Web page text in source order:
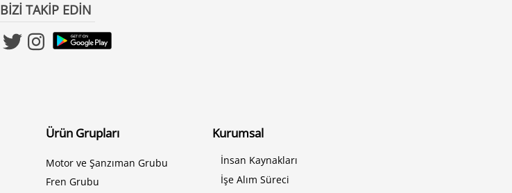
BİZİ TAKİP EDİN
Ürün Grupları
Motor ve Şanzıman Grubu
Fren Grubu
Kurumsal
İnsan Kaynakları
İşe Alım Süreci